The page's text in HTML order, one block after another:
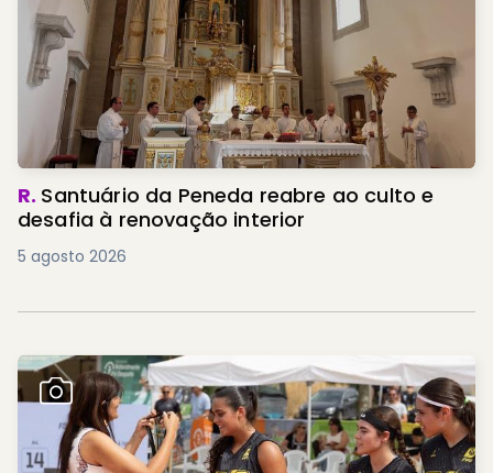
R. Santuário da Peneda reabre ao culto e
desafia à renovação interior
5 agosto 2026